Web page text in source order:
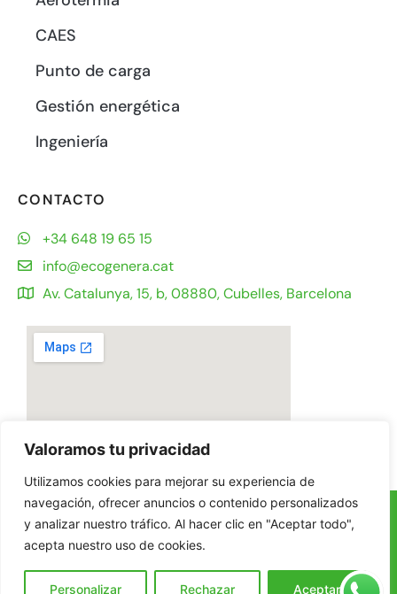
Valoramos tu privacidad
Utilizamos cookies para mejorar su experiencia de
navegación, ofrecer anuncios o contenido personalizados
y analizar nuestro tráfico. Al hacer clic en "Aceptar todo",
acepta nuestro uso de cookies.
Personalizar Rechazar Aceptar
CAES
Punto de carga
Gestión energética
Ingeniería
CONTACTO
+34 648 19 65 15
info@ecogenera.cat
Av. Catalunya, 15, b, 08880, Cubelles, Barcelona
© Ecogenera 2025
Aviso Legal
Política de privacidad
Política de cookies